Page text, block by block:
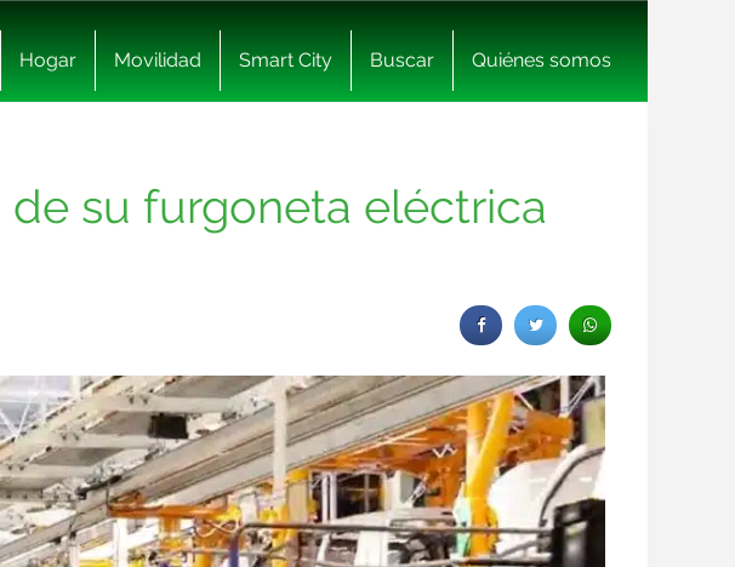
Hogar Movilidad Smart City Buscar Quiénes somos
su furgoneta eléctrica